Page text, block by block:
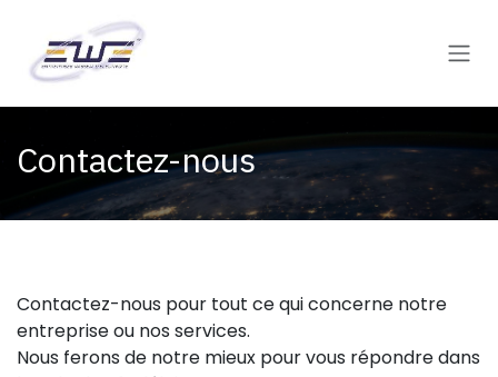
Contactez-nous
Contactez-nous pour tout ce qui concerne notre
entreprise ou nos services.
Nous ferons de notre mieux pour vous répondre dans